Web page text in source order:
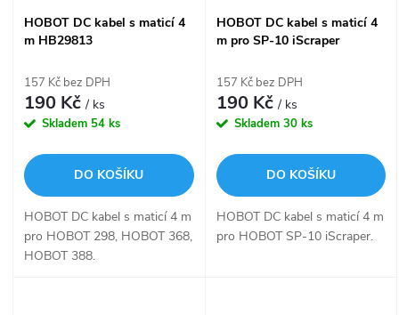
HOBOT DC kabel s maticí 4
m HB29813
157 Kč bez DPH
190 Kč/ ks
Skladem 54 ks
DO KOŠÍKU
HOBOT DC kabel s maticí 4 m
pro HOBOT 298, HOBOT 368,
HOBOT 388.
HOBOT DC kabel s maticí 4
m pro SP-10 iScraper
157 Kč bez DPH
190 Kč/ ks
Skladem 30 ks
DO KOŠÍKU
HOBOT DC kabel s maticí 4 m
pro HOBOT SP-10 iScraper.